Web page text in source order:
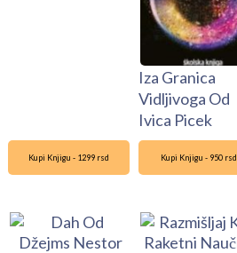
Iza Granica
Vidljivoga Od
Ivica Picek
Kupi Knjigu - 1299 rsd Kupi Knjigu - 950 rsd